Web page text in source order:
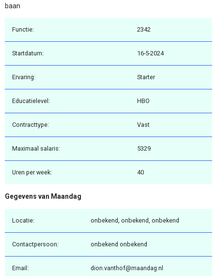
baan
Functie: 2342
Startdatum: 16-5-2024
Ervaring: Starter
Educatielevel: HBO
Contracttype: Vast
Maximaal salaris: 5329
Uren per week: 40
Gegevens van Maandag
Locatie: onbekend, onbekend, onbekend
Contactpersoon: onbekend onbekend
Email: dion.vanthof@maandag.nl